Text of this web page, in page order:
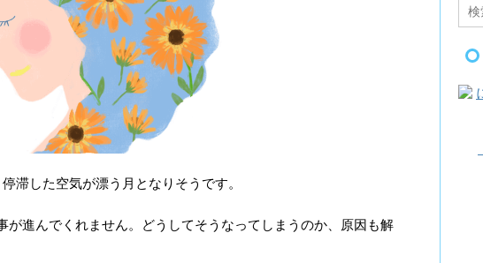
滞した空気が漂う月となりそうです。
が進んでくれません。どうしてそうなってしまうのか、原因も解